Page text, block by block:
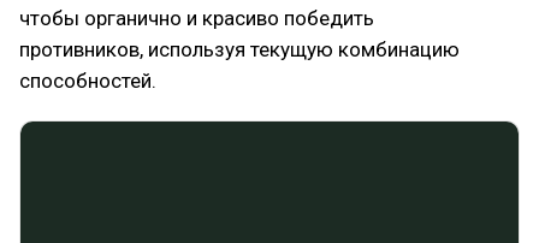
чтобы органично и красиво победить
противников, используя текущую комбинацию
способностей.